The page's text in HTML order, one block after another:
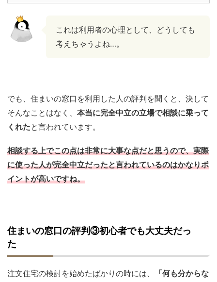
これは利用者の心理として、どうしても
考えちゃうよね…。
でも、住まいの窓口を利用した人の評判を聞くと、決して
そんなことはなく、 本当に完全中立の立場で相談に乗って
くれたと言われています。
相談する上でこの点は非常に大事な点だと思うので、実際
に使った人が完全中立だったと言われているのはかなりポ
イントが高いですね。
住まいの窓口の評判③初心者でも大丈夫だっ
た
注文住宅の検討を始めたばかりの時には、
「何も分からな